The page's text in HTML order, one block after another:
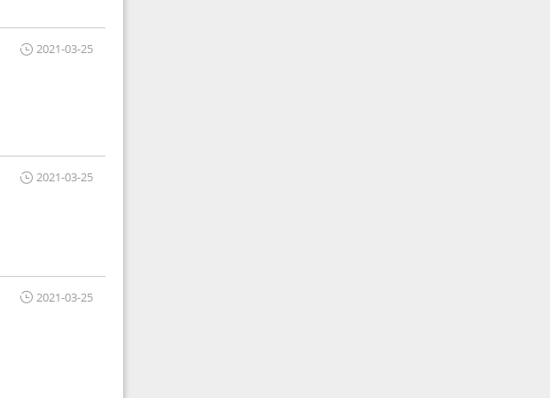
2021-03-25
2021-03-25
2021-03-25